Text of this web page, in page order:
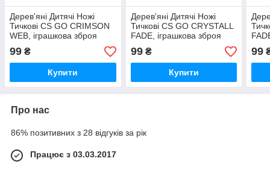
Дерев'яні Дитячі Ножі
Тичковi CS GO CRIMSON
WEB, іграшкова зброя
99 ₴
Купити
Дерев'яні Дитячі Ножі
Тичковi CS GO CRYSTALL
FADE, іграшкова зброя
99₴
Купити
99
Про нас
86% позитивних з 28 відгуків за рік
Працює з 03.03.2017